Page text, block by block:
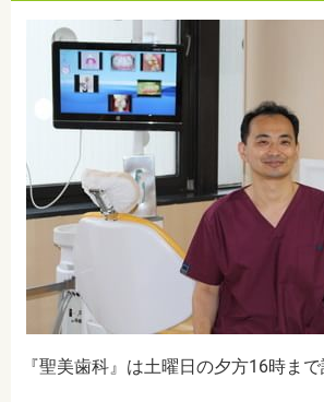
『聖美歯科』は土曜日の夕方16時まで